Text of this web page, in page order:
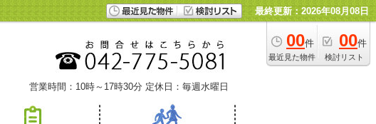
最終更新：2026年08月08日
00件
最近見た物件
00件
検討リスト
営業時間：10時～17時30分 定休日：毎週水曜日